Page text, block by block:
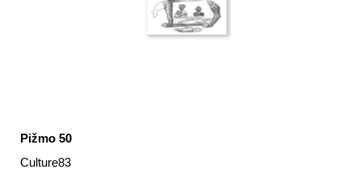
Pižmo 50
Culture83